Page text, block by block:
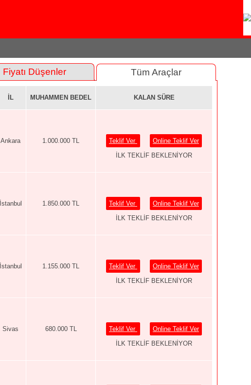
Fiyatı Düşenler Tüm Araçlar
İL MUHAMMEN BEDEL KALAN SÜRE
Ankara 1.000.000 TL Teklif Ver
Online Teklif Ver
İLK TEKLİF BEKLENİYOR
İstanbul 1.850.000 TL Teklif Ver
Online Teklif Ver
İLK TEKLİF BEKLENİYOR
İstanbul 1.155.000 TL Teklif Ver
Online Teklif Ver
İLK TEKLİF BEKLENİYOR
Sivas 680.000 TL Teklif Ver
Online Teklif Ver
İLK TEKLİF BEKLENİYOR